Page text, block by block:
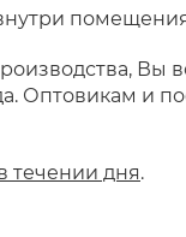
Оптовикам и
течении дня.